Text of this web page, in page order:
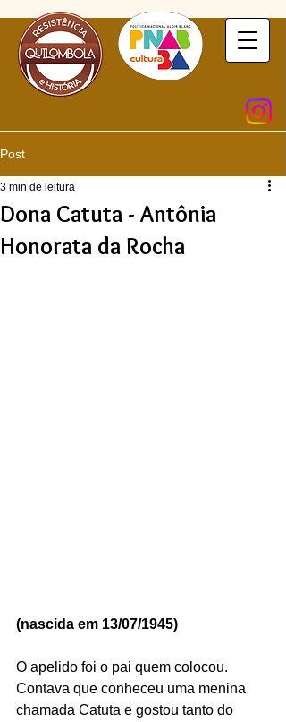
Post
Dona Catuta - Antônia
Honorata da Rocha
3 min de leitura
(nascida em 13/07/1945)
O apelido foi o pai quem colocou.
Contava que conheceu uma menina
chamada Catuta e gostou tanto do